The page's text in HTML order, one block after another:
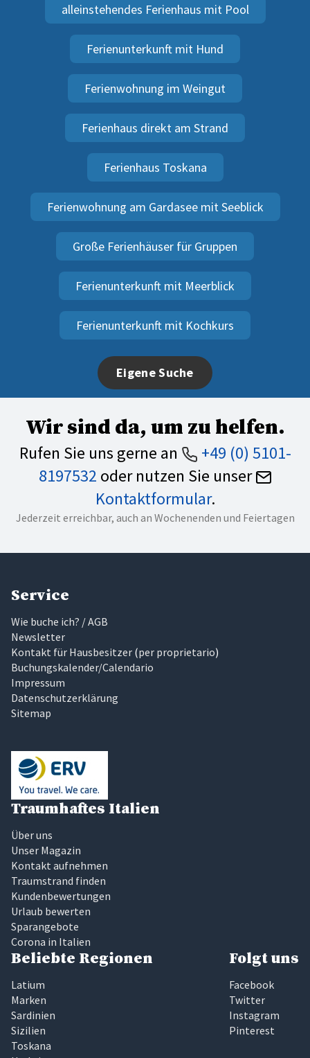
alleinstehendes Ferienhaus mit Pool
Ferienunterkunft mit Hund
Ferienwohnung im Weingut
Ferienhaus direkt am Strand
Ferienhaus Toskana
Ferienwohnung am Gardasee mit Seeblick
Große Ferienhäuser für Gruppen
Ferienunterkunft mit Meerblick
Ferienunterkunft mit Kochkurs
Eigene Suche
Wir sind da, um zu helfen.
Rufen Sie uns gerne an
+49 (0) 5101-
8197532 oder nutzen Sie unser
Kontaktformular.
Jederzeit erreichbar, auch an Wochenenden und Feiertagen
Service
Wie buche ich? / AGB
Newsletter
Kontakt für Hausbesitzer (per proprietario)
Buchungskalender/Calendario
Impressum
Datenschutzerklärung
Sitemap
Traumhaftes Italien
Über uns
Unser Magazin
Kontakt aufnehmen
Traumstrand finden
Kundenbewertungen
Urlaub bewerten
Sparangebote
Corona in Italien
Beliebte Regionen
Latium
Marken
Sardinien
Sizilien
Toskana
Folgt uns
Facebook
Twitter
Instagram
Pinterest